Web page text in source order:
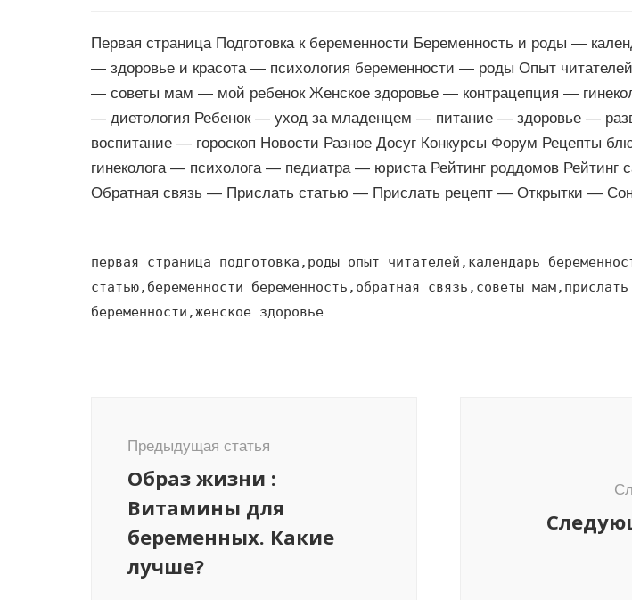
Первая страница Подготовка к беременности Беременность и роды —
— здоровье и красота — психология беременности — роды Опыт
— советы мам — мой ребенок Женское здоровье — контрацепция —
— диетология Ребенок — уход за младенцем — питание — здоровье —
воспитание — гороскоп Новости Разное Досуг Конкурсы Форум Рецепты
гинеколога — психолога — педиатра — юриста Рейтинг роддомов Рейтинг
Обратная связь — Прислать статью — Прислать рецепт — Открытки —
первая страница подготовка,роды опыт читателей,календарь
статью,беременности беременность,обратная связь,советы
беременности,женское здоровье
записям
Предыдущая статья
Образ жизни :
Витамины для
беременных. Какие
лучше?